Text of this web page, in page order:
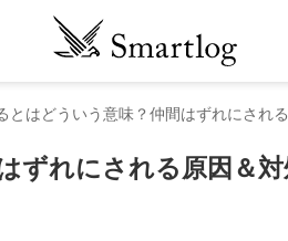
とはどういう意味？仲間はずれにされ
ずれにされる原因＆